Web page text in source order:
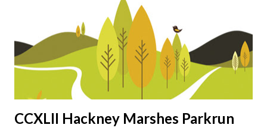
CCXLII Hackney Marshes Parkrun